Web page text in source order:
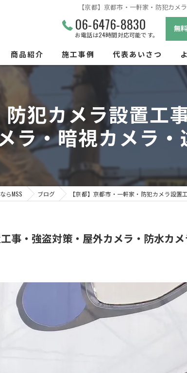
【京都】京都市・一軒家・防犯カ
06-6476-8830
お電話は24時間対応可能です。
無
商品紹介 施工事例 代表あいさつ
防犯カメラ設置工
ラ・暗視カメラ
らMSS ブログ 【京都】京都市・一軒家・防犯カメラ設
事・強盗対策・屋外カメラ・防水カ